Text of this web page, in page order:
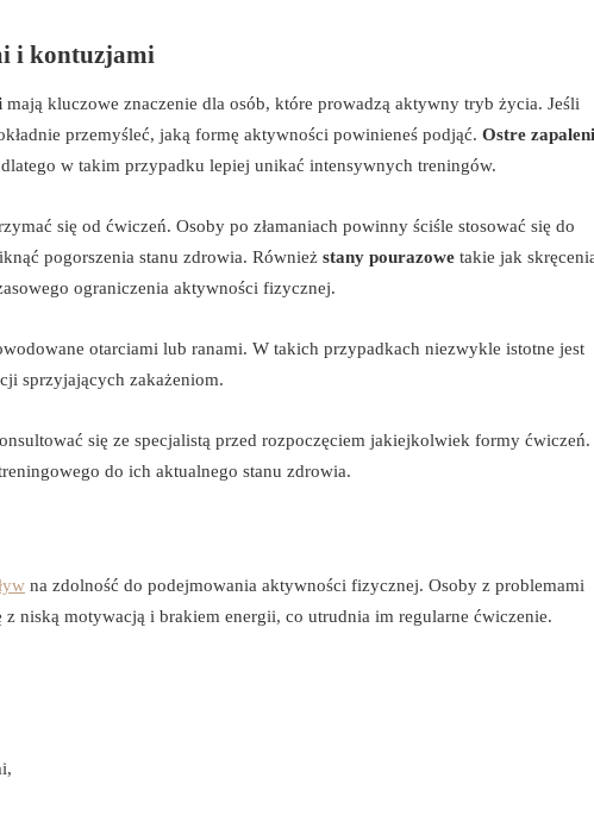
i kontuzjami
mają kluczowe znaczenie dla osób, które prowadzą aktywny tryb życia. Jeśli
przemyśleć, jaką formę aktywności powinieneś podjąć. Ostre
w takim przypadku lepiej unikać intensywnych treningów.
się od ćwiczeń. Osoby po złamaniach powinny ściśle stosować się do
pogorszenia stanu zdrowia. Również stany pourazowe takie jak
ograniczenia aktywności fizycznej.
otarciami lub ranami. W takich przypadkach niezwykle istotne jest
sprzyjających zakażeniom.
się ze specjalistą przed rozpoczęciem jakiejkolwiek formy ćwiczeń.
do ich aktualnego stanu zdrowia.
na zdolność do podejmowania aktywności fizycznej. Osoby z problemami
z niską motywacją i brakiem energii, co utrudnia im regularne ćwiczenie.